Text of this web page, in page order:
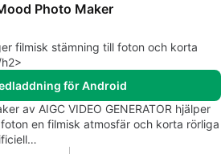
Photo Maker
filmisk stämning till foton och korta
för Android
av AIGC VIDEO GENERATOR hjälper
en filmisk atmosfär och korta rörliga